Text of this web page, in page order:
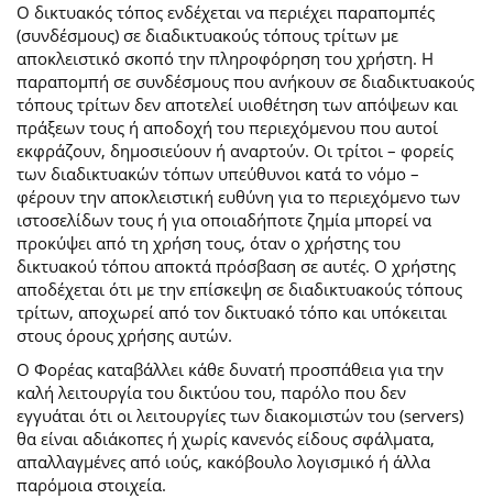
O δικτυακός τόπος ενδέχεται να περιέχει παραπομπές
(συνδέσμους) σε διαδικτυακούς τόπους τρίτων με
αποκλειστικό σκοπό την πληροφόρηση του χρήστη. Η
παραπομπή σε συνδέσμους που ανήκουν σε διαδικτυακούς
τόπους τρίτων δεν αποτελεί υιοθέτηση των απόψεων και
πράξεων τους ή αποδοχή του περιεχόμενου που αυτοί
εκφράζουν, δημοσιεύουν ή αναρτούν. Οι τρίτοι – φορείς
των διαδικτυακών τόπων υπεύθυνοι κατά το νόμο –
φέρουν την αποκλειστική ευθύνη για το περιεχόμενο των
ιστοσελίδων τους ή για οποιαδήποτε ζημία μπορεί να
προκύψει από τη χρήση τους, όταν ο χρήστης του
δικτυακού τόπου αποκτά πρόσβαση σε αυτές. Ο χρήστης
αποδέχεται ότι με την επίσκεψη σε διαδικτυακούς τόπους
τρίτων, αποχωρεί από τον δικτυακό τόπο και υπόκειται
στους όρους χρήσης αυτών.
Ο Φορέας καταβάλλει κάθε δυνατή προσπάθεια για την
καλή λειτουργία του δικτύου του, παρόλο που δεν
εγγυάται ότι οι λειτουργίες των διακομιστών του (servers)
θα είναι αδιάκοπες ή χωρίς κανενός είδους σφάλματα,
απαλλαγμένες από ιούς, κακόβουλο λογισμικό ή άλλα
παρόμοια στοιχεία.